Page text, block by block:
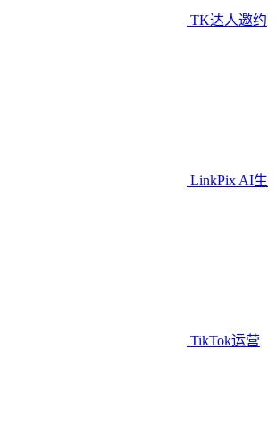
TK达人邀约
LinkPix AI生
TikTok运营